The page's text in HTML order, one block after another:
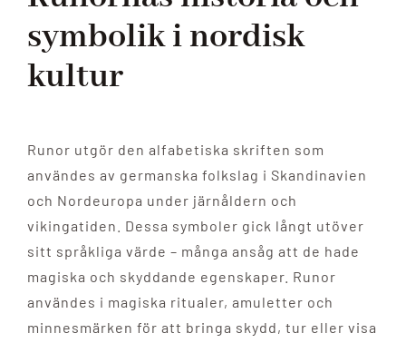
symbolik i nordisk
kultur
Runor utgör den alfabetiska skriften som
användes av germanska folkslag i Skandinavien
och Nordeuropa under järnåldern och
vikingatiden. Dessa symboler gick långt utöver
sitt språkliga värde – många ansåg att de hade
magiska och skyddande egenskaper. Runor
användes i magiska ritualer, amuletter och
minnesmärken för att bringa skydd, tur eller visa